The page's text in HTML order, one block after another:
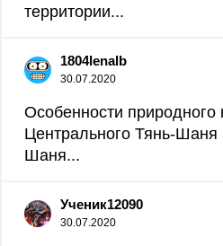
территории...
1804lenalb
30.07.2020
Особенности природного
Центрального Тянь-Шаня
Шаня​...
Ученик12090
30.07.2020